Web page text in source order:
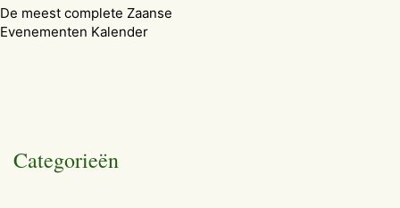
De meest complete Zaanse
Evenementen Kalender
Categorieën